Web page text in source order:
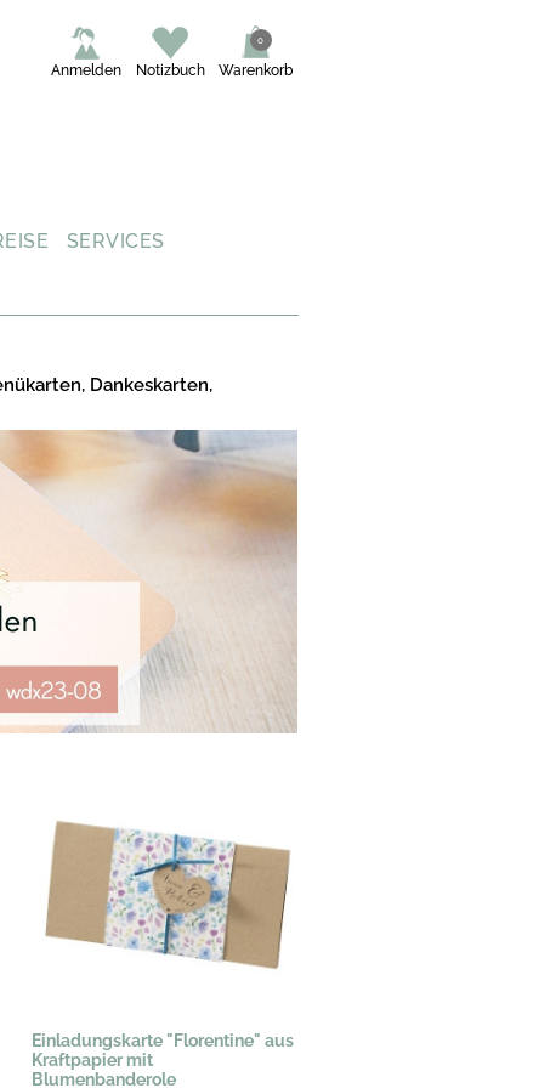
Warenkorb
0
Notizbuch
Anmelden
SERVICES
Dankeskarten,
Einladungskarte "Florentine" aus
Kraftpapier mit
Blumenbanderole